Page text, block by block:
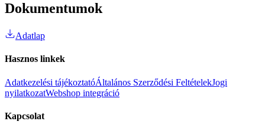
Dokumentumok
Adatlap
Hasznos linkek
Adatkezelési tájékoztatóÁltalános Szerződési FeltételekJogi
nyilatkozatWebshop integráció
Kapcsolat